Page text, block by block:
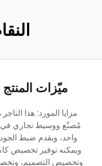
ميّزات المنتج
مزايا المورد: هذا التاجر
مُصنّع ووسيط تجاري
واحد، ويقدم ضبط
ويمكنه توفير تخصيص
وتخصيص التصميم،